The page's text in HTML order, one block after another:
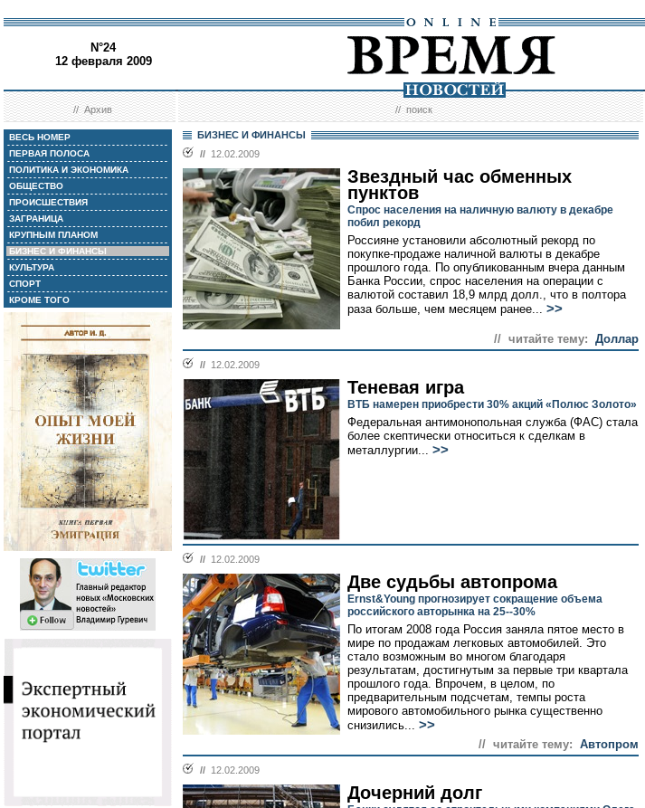
N°24
12 февраля 2009
//Архив //поиск
ВЕСЬ НОМЕР
ПЕРВАЯ ПОЛОСА
ПОЛИТИКА И ЭКОНОМИКА
ОБЩЕСТВО
ПРОИСШЕСТВИЯ
ЗАГРАНИЦА
КРУПНЫМ ПЛАНОМ
БИЗНЕС И ФИНАНСЫ
КУЛЬТУРА
СПОРТ
КРОМЕ ТОГО
БИЗНЕС И ФИНАНСЫ
// 12.02.2009
Звездный час обменных
пунктов
Спрос населения на наличную валюту в декабре
побил рекорд
Россияне установили абсолютный рекорд по
покупке-продаже наличной валюты в декабре
прошлого года. По опубликованным вчера данным
Банка России, спрос населения на операции с
валютой составил 18,9 млрд долл., что в полтора
раза больше, чем месяцем ранее... >>
// читайте тему: Доллар
// 12.02.2009
Теневая игра
ВТБ намерен приобрести 30% акций «Полюс Золото»
Федеральная антимонопольная служба (ФАС) стала
более скептически относиться к сделкам в
металлургии... >>
// 12.02.2009
Две судьбы автопрома
Ernst&Young прогнозирует сокращение объема
российского авторынка на 25--30%
По итогам 2008 года Россия заняла пятое место в
мире по продажам легковых автомобилей. Это
стало возможным во многом благодаря
результатам, достигнутым за первые три квартала
прошлого года. Впрочем, в целом, по
предварительным подсчетам, темпы роста
мирового автомобильного рынка существенно
снизились... >>
// читайте тему: Автопром
// 12.02.2009
Дочерний долг